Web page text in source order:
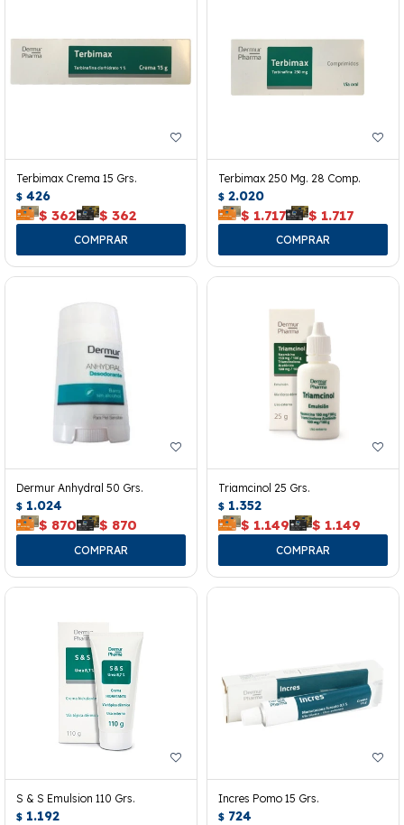
Terbimax Crema 15 Grs.
$ 426
$ 362 $ 362
Terbimax 250 Mg. 28 Comp.
$ 2.020
$ 1.717 $ 1.717
Dermur Anhydral 50 Grs.
$ 1.024
$ 870 $ 870
Triamcinol 25 Grs.
$ 1.352
$ 1.149 $ 1.149
S & S Emulsion 110 Grs.
$ 1.192
Incres Pomo 15 Grs.
$ 724